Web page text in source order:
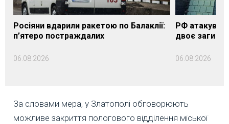
Росіяни вдарили ракетою по Балаклії:
п’ятеро постраждалих
06.08.2026
РФ
двоє
06.08.2026
За словами мера, у Златополі обговорюють
можливе закриття пологового відділення міської